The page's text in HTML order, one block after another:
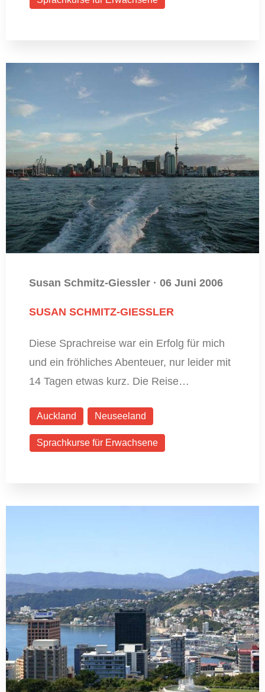
Susan Schmitz-Giessler · 06 Juni 2006
SUSAN SCHMITZ-GIESSLER
Diese Sprachreise war ein Erfolg für mich
und ein fröhliches Abenteuer, nur leider mit
14 Tagen etwas kurz. Die Reise…
Auckland Neuseeland
Sprachkurse für Erwachsene